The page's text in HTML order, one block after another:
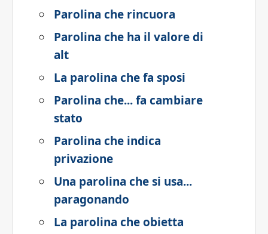
Parolina che rincuora
Parolina che ha il valore di
alt
La parolina che fa sposi
Parolina che... fa cambiare
stato
Parolina che indica
privazione
Una parolina che si usa...
paragonando
La parolina che obietta